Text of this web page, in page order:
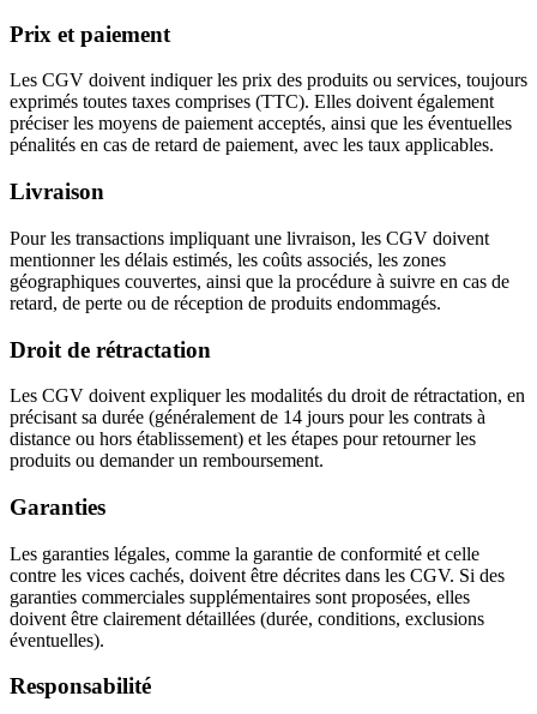
Prix et paiement
Les CGV doivent indiquer les prix des produits ou services, toujours
exprimés toutes taxes comprises (TTC). Elles doivent également
préciser les moyens de paiement acceptés, ainsi que les éventuelles
pénalités en cas de retard de paiement, avec les taux applicables.
Livraison
Pour les transactions impliquant une livraison, les CGV doivent
mentionner les délais estimés, les coûts associés, les zones
géographiques couvertes, ainsi que la procédure à suivre en cas de
retard, de perte ou de réception de produits endommagés.
Droit de rétractation
Les CGV doivent expliquer les modalités du droit de rétractation, en
précisant sa durée (généralement de 14 jours pour les contrats à
distance ou hors établissement) et les étapes pour retourner les
produits ou demander un remboursement.
Garanties
Les garanties légales, comme la garantie de conformité et celle
contre les vices cachés, doivent être décrites dans les CGV. Si des
garanties commerciales supplémentaires sont proposées, elles
doivent être clairement détaillées (durée, conditions, exclusions
éventuelles).
Responsabilité